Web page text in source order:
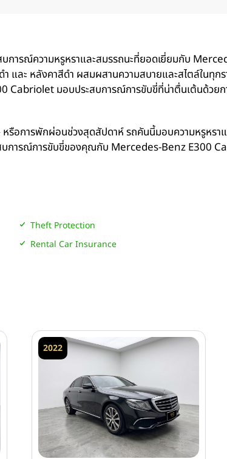
การณ์ความหรูหราและสมรรถนะที่ยอดเยี่ยมกับ
และ หลังคาสีดำ ผสมผสานความสบายและสไตล์ในทุกร
Cabriolet มอบประสบการณ์การขับขี่ที่น่าตื่นเต้นด้วย
หรือการพักผ่อนช่วงสุดสัปดาห์ รถคันนี้มอบความหรูหร
บการณ์การขับขี่ของคุณกับ Mercedes-Benz E300
Theft Protection
Rental Car Insurance
2022